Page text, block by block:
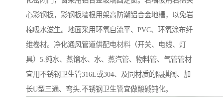
心彩钢板，彩钢板墙根用架高防潮铝合金地槽，以免岩
棉吸水滋生。地面采用环氧自流平、PVC、环氧涂布纤
维卷材。净化通风管道供配电材料（开关、电线、灯
具）5.纯水、蒸馏水、水、蒸汽管、物料管、气管管材
宜用不锈钢卫生管316L或304、及同材质的隔膜阀、加
长U型三通、弯头.不锈钢卫生管宜做酸碱钝化。